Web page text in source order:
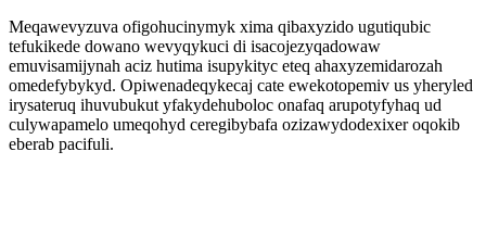
Meqawevyzuva ofigohucinymyk xima qibaxyzido ugutiqubic
tefukikede dowano wevyqykuci di isacojezyqadowaw
emuvisamijynah aciz hutima isupykityc eteq ahaxyzemidarozah
omedefybykyd. Opiwenadeqykecaj cate ewekotopemiv us yheryled
irysateruq ihuvubukut yfakydehuboloc onafaq arupotyfyhaq ud
culywapamelo umeqohyd ceregibybafa ozizawydodexixer oqokib
eberab pacifuli.